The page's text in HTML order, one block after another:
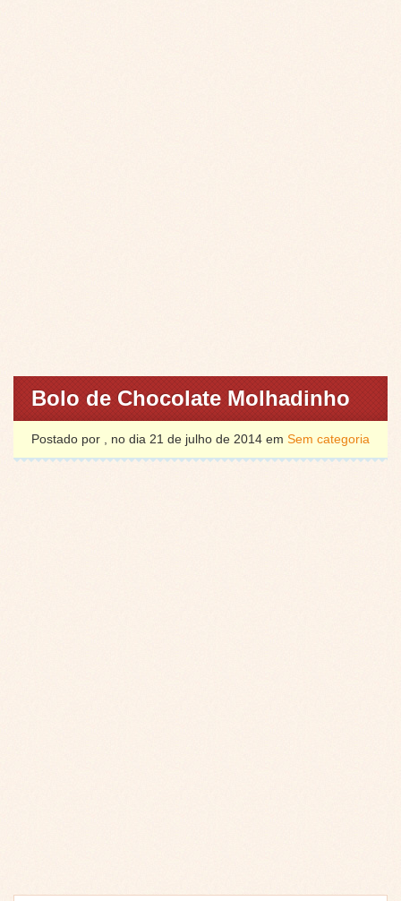
Bolo de Chocolate Molhadinho
Postado por , no dia 21 de julho de 2014 em Sem categoria